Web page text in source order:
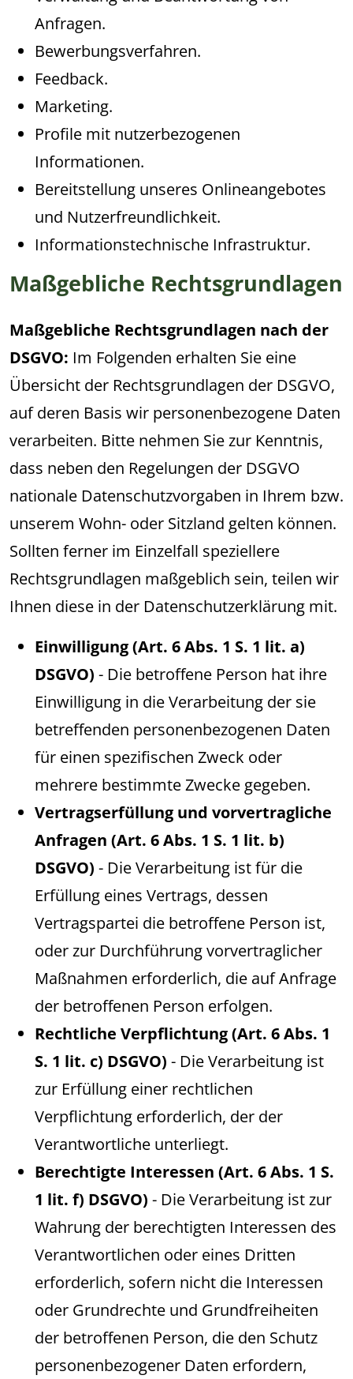
Anfragen.
Bewerbungsverfahren.
Feedback.
Marketing.
Profile mit nutzerbezogenen
Informationen.
Bereitstellung unseres Onlineangebotes
und Nutzerfreundlichkeit.
Informationstechnische Infrastruktur.
Maßgebliche Rechtsgrundlagen
Maßgebliche Rechtsgrundlagen nach der
DSGVO: Im Folgenden erhalten Sie eine
Übersicht der Rechtsgrundlagen der DSGVO,
auf deren Basis wir personenbezogene Daten
verarbeiten. Bitte nehmen Sie zur Kenntnis,
dass neben den Regelungen der DSGVO
nationale Datenschutzvorgaben in Ihrem bzw.
unserem Wohn- oder Sitzland gelten können.
Sollten ferner im Einzelfall speziellere
Rechtsgrundlagen maßgeblich sein, teilen wir
Ihnen diese in der Datenschutzerklärung mit.
Einwilligung (Art. 6 Abs. 1 S. 1 lit. a)
DSGVO) - Die betroffene Person hat ihre
Einwilligung in die Verarbeitung der sie
betreffenden personenbezogenen Daten
für einen spezifischen Zweck oder
mehrere bestimmte Zwecke gegeben.
Vertragserfüllung und vorvertragliche
Anfragen (Art. 6 Abs. 1 S. 1 lit. b)
DSGVO) - Die Verarbeitung ist für die
Erfüllung eines Vertrags, dessen
Vertragspartei die betroffene Person ist,
oder zur Durchführung vorvertraglicher
Maßnahmen erforderlich, die auf Anfrage
der betroffenen Person erfolgen.
Rechtliche Verpflichtung (Art. 6 Abs. 1
S. 1 lit. c) DSGVO) - Die Verarbeitung ist
zur Erfüllung einer rechtlichen
Verpflichtung erforderlich, der der
Verantwortliche unterliegt.
Berechtigte Interessen (Art. 6 Abs. 1 S.
1 lit. f) DSGVO) - Die Verarbeitung ist zur
Wahrung der berechtigten Interessen des
Verantwortlichen oder eines Dritten
erforderlich, sofern nicht die Interessen
oder Grundrechte und Grundfreiheiten
der betroffenen Person, die den Schutz
personenbezogener Daten erfordern,